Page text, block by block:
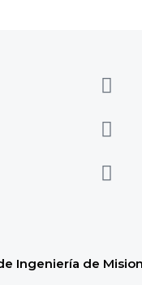
Ingeniería de